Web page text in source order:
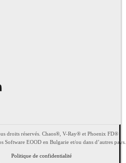
droits réservés. Chaos®, V-Ray® et Phoenix FD®
Software EOOD en Bulgarie et/ou dans d’autres pays.
Politique de confidentialité